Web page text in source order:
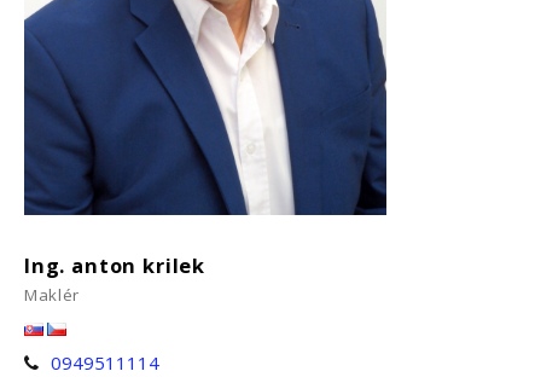
Ing. anton krilek
Maklér
0949511114